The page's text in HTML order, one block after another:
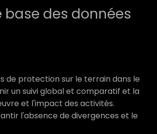
base des données
de protection sur le terrain dans le
un suivi global et comparatif et la
et l'impact des activités.
l'absence de divergences et le